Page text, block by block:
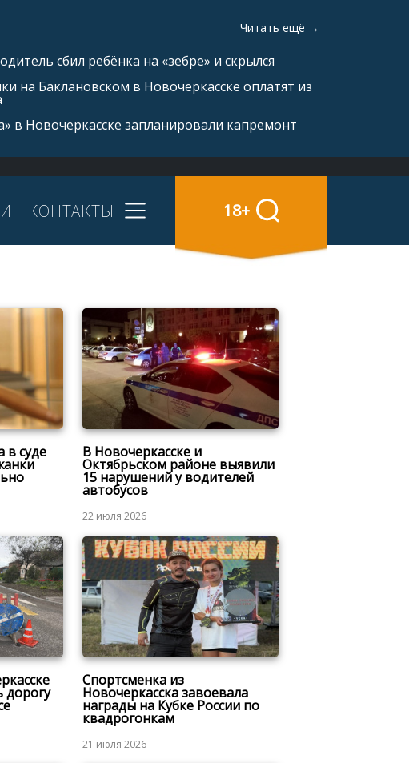
Читать ещё →
сбил ребёнка на «зебре» и скрылся
на Баклановском в Новочеркасске оплатят из
в Новочеркасске запланировали капремонт
КОНТАКТЫ 18+
в суде В Новочеркасске и
Октябрьском районе выявили
15 нарушений у водителей
автобусов
22 июля 2026
дорогу
Спортсменка из
Новочеркасска завоевала
награды на Кубке России по
квадрогонкам
21 июля 2026